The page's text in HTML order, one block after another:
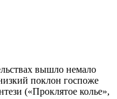
вышло немало
поклон госпоже
(«Проклятое колье»,